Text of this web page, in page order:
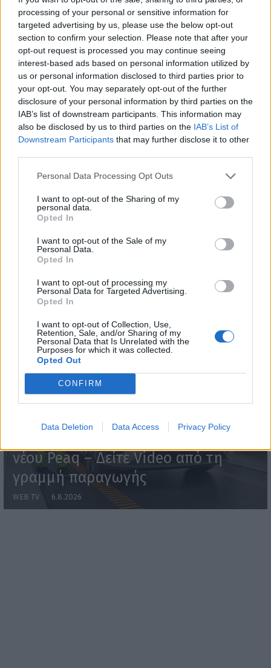
processing of your personal or sensitive information for
targeted advertising by us, please use the below opt-out
section to confirm your selection. Please note that after your
opt-out request is processed you may continue seeing
interest-based ads based on personal information utilized by
us or personal information disclosed to third parties prior to
your opt-out. You may separately opt-out of the further
disclosure of your personal information by third parties on the
IAB’s list of downstream participants. This information may
also be disclosed by us to third parties on the IAB’s List of
Downstream Participants that may further disclose it to other
Personal Data Processing Opt Outs
I want to opt-out of the Sharing of my
personal data.
Opted In
I want to opt-out of the Sale of my
Personal Data.
Opted In
I want to opt-out of processing my
Personal Data for Targeted Advertising.
Opted In
I want to opt-out of Collection, Use,
Retention, Sale, and/or Sharing of my
Personal Data that Is Unrelated with the
Purposes for which it was collected.
Opted Out
CONFIRM
Data Deletion Data Access Privacy Policy
6.8.2026
WEBTV
νέου Peaq – Δείτε Video από τη
γραμμή παραγωγής
WEB TV 6.8.2026